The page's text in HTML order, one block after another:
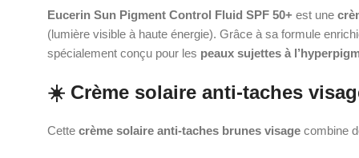
Eucerin Sun Pigment Control Fluid SPF 50+ est une
(lumière visible à haute énergie). Grâce à sa formule
spécialement conçu pour les peaux sujettes à
☀️ Crème solaire anti-taches
Cettecrème solaire anti-taches brunes visage combine